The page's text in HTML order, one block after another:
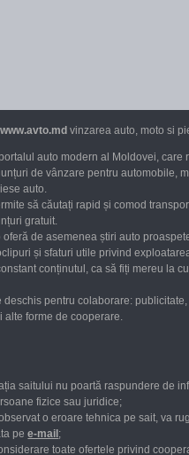
www.avto.md vinzarea auto, moto si
auto modern al Moldovei, care
de vânzare pentru automobile,
auto.
să căutați rapid și comod
gratuit.
oferă de asemenea știri auto
și sfaturi utile privind
conținutul, ca să fiți mereu la
deschis pentru colaborare:
alte forme de cooperare.
saitului nu poartă raspundere de
fizice sau juridice;
o eroare tehnica pe sait, va
peе-mail ;
toateofertele privind